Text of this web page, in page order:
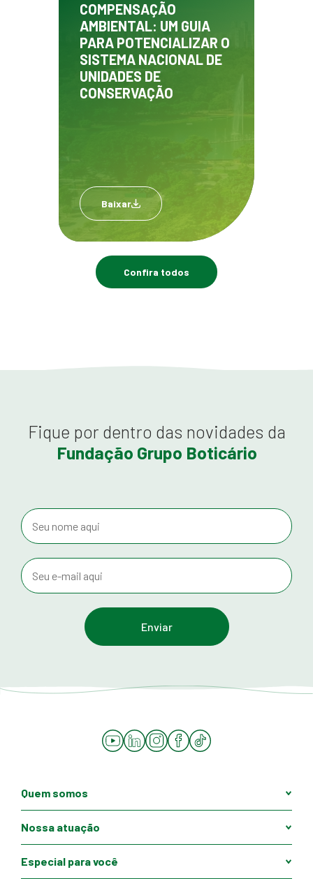
COMPENSAÇÃO
AMBIENTAL: UM GUIA
PARA POTENCIALIZAR O
SISTEMA NACIONAL DE
UNIDADES DE
CONSERVAÇÃO
Baixar
Confira todos
Fique por dentro das novidades da
Fundação Grupo Boticário
YouTube
LinkedInInstagramFacebook
Tiktok
Quem somos
Nossa atuação
Especial para você